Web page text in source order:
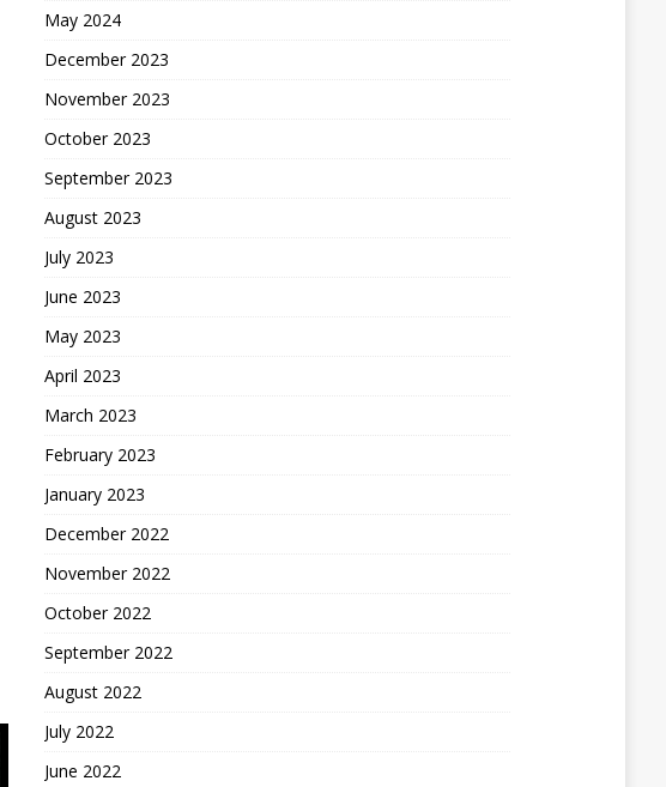
May 2024
December 2023
November 2023
October 2023
September 2023
August 2023
July 2023
June 2023
May 2023
April 2023
March 2023
February 2023
January 2023
December 2022
November 2022
October 2022
September 2022
August 2022
July 2022
June 2022